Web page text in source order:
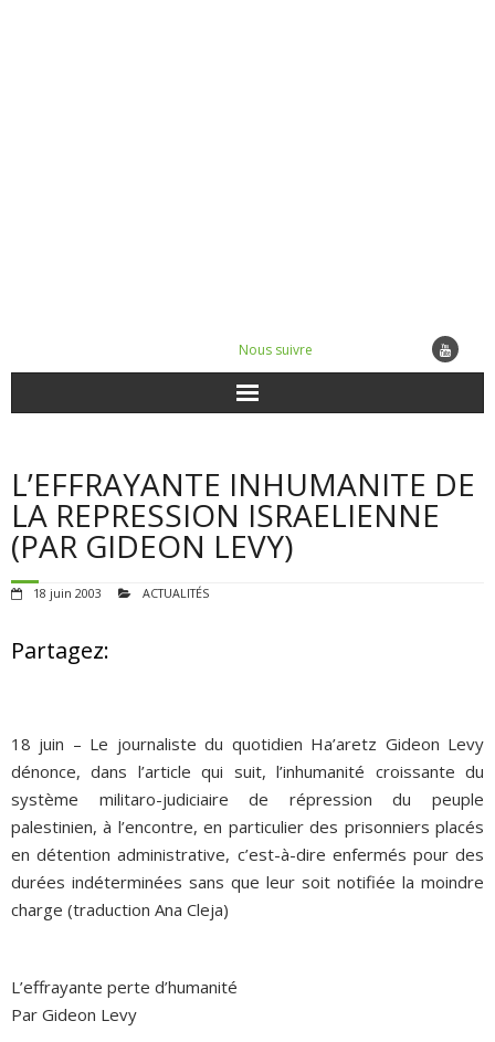
Nous suivre
POUR AGIR
AGENDA
VIDÉOS
QUI SOMMES-NOUS ?
L’EFFRAYANTE INHUMANITE DE
LA REPRESSION ISRAELIENNE
(PAR GIDEON LEVY)
18 juin 2003 ACTUALITÉS
Partagez:
18 juin – Le journaliste du quotidien Ha’aretz Gideon Levy
dénonce, dans l’article qui suit, l’inhumanité croissante du
système militaro-judiciaire de répression du peuple
palestinien, à l’encontre, en particulier des prisonniers placés
en détention administrative, c’est-à-dire enfermés pour des
durées indéterminées sans que leur soit notifiée la moindre
charge (traduction Ana Cleja)
L’effrayante perte d’humanité
Par Gideon Levy